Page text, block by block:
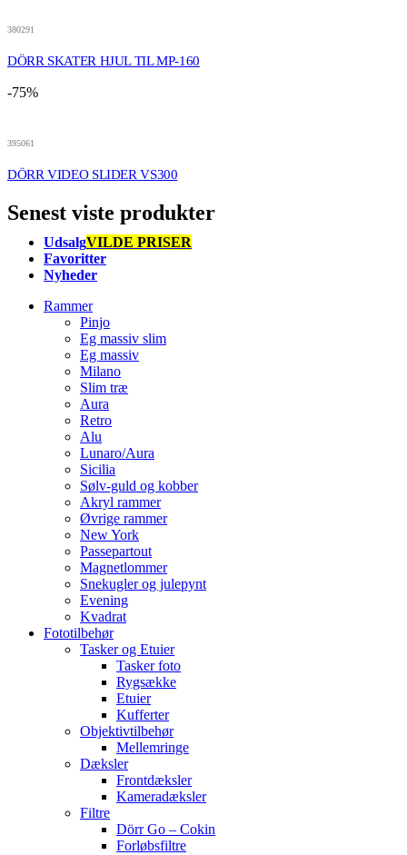
380291
DÖRR SKATER HJUL TIL MP-160
-75%
395061
DÖRR VIDEO SLIDER VS300
Senest viste produkter
UdsalgVILDE PRISER
Favoritter
Nyheder
Rammer
Pinjo
Eg massiv slim
Eg massiv
Milano
Slim træ
Aura
Retro
Alu
Lunaro/Aura
Sicilia
Sølv-guld og kobber
Akryl rammer
Øvrige rammer
New York
Passepartout
Magnetlommer
Snekugler og julepynt
Evening
Kvadrat
Fototilbehør
Tasker og Etuier
Tasker foto
Rygsække
Etuier
Kufferter
Objektivtilbehør
Mellemringe
Dæksler
Frontdæksler
Kameradæksler
Filtre
Dörr Go – Cokin
Forløbsfiltre